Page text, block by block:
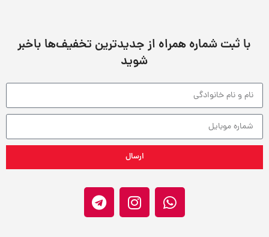
با ثبت شماره همراه از جدید‌ترین تخفیف‌ها با‌خبر
شوید
ارسال